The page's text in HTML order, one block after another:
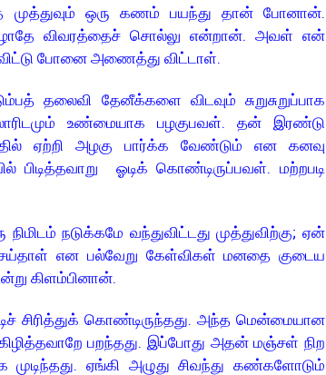
முத்துவும்‌ ஒரு கணம் பயந்து தான் போனான்.
விவரத்தைச் சொல்லு என்றான். அவள் என்
போனை அணைத்து விட்டாள்.
தலைவி தேனீக்களை விடவும் சுறுசுறுப்பாக
உண்மையாக பழகுபவள். தன் இரண்டு
ஏற்றி அழகு பார்க்க வேண்டும் என கனவு
ஓடிக் கொண்டிருப்பவள். மற்றபடி
நடுக்கமே வந்துவிட்டது முத்துவிற்கு; ஏன்
என பல்வேறு கேள்விகள் மனதை குடைய
கிளம்பினான்.
சிரித்துக் கொண்டிருந்தது. அந்த மென்மையான
பறந்தது. இப்போது அதன் மஞ்சள் நிற
ஏங்கி அழுது சிவந்து கண்களோடும்